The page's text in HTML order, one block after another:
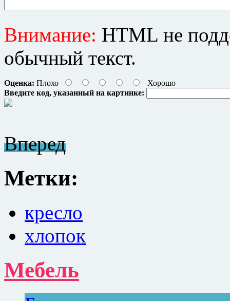
Внимание: HTML не
обычный текст.
Оценка: Плохо
Хорошо
Введите код, указанный на картинке:
Вперед
Метки:
кресло
хлопок
Мебель